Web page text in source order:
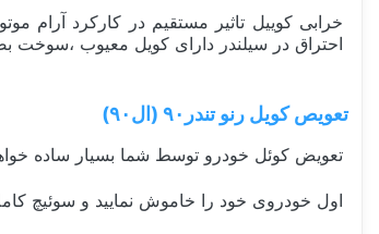
خرابی کوییل تاثیر مستقیم در کارکرد آرام
احتراق در سیلندر دارای کویل معیوب ،سوخت
تعویص کویل رنو تندر۹۰ (ال۹۰)
تعویض کوئل خودرو توسط شما بسیار ساده
اول خودروی خود را خاموش نمایید و سوئیچ